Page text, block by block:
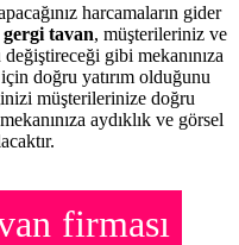
harcamaların gider
gergi tavan, müşterileriniz ve
gibi mekanınıza
doğru yatırım olduğunu
müşterilerinize doğru
aydıklık ve görsel
firması